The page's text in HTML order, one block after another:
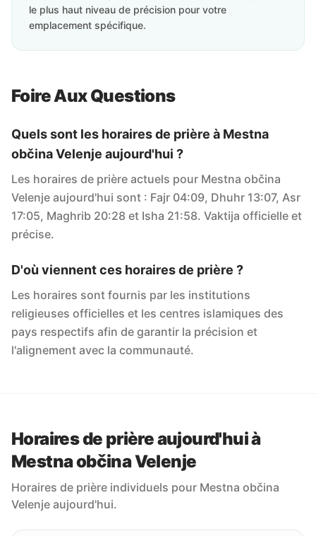
le plus haut niveau de précision pour votre
emplacement spécifique.
Foire Aux Questions
Quels sont les horaires de prière à Mestna
občina Velenje aujourd'hui ?
Les horaires de prière actuels pour Mestna občina
Velenje aujourd'hui sont : Fajr 04:09, Dhuhr 13:07, Asr
17:05, Maghrib 20:28 et Isha 21:58. Vaktija officielle et
précise.
D'où viennent ces horaires de prière ?
Les horaires sont fournis par les institutions
religieuses officielles et les centres islamiques des
pays respectifs afin de garantir la précision et
l'alignement avec la communauté.
Horaires de prière aujourd'hui à
Mestna občina Velenje
Horaires de prière individuels pour Mestna občina
Velenje aujourd'hui.